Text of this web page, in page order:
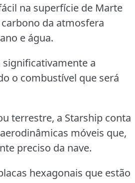
na superfície de Marte
da atmosfera
e água.
significativamente a
o combustível que será
terrestre, a Starship conta
móveis que,
preciso da nave.
hexagonais que estão